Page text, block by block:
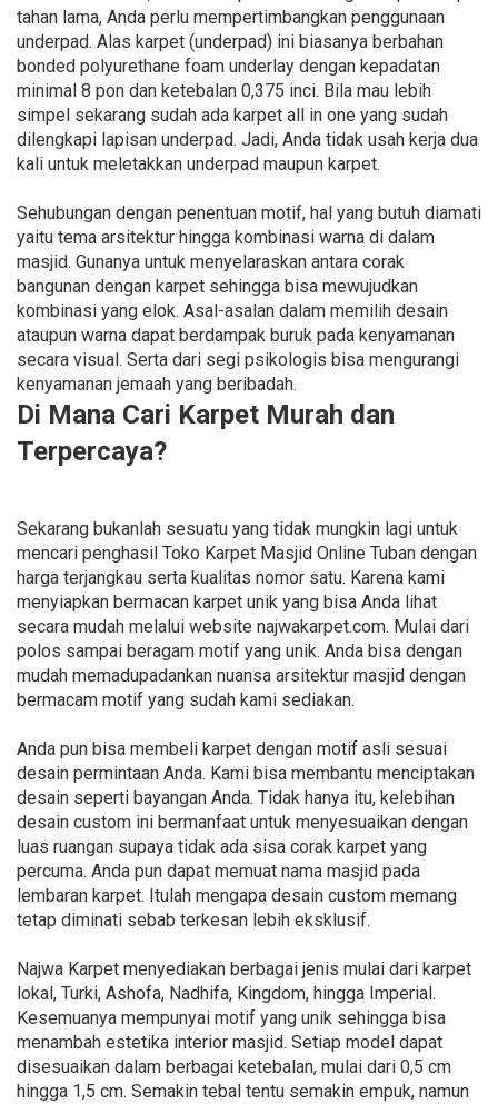
tahan lama, Anda perlu mempertimbangkan penggunaan
underpad. Alas karpet (underpad) ini biasanya berbahan
bonded polyurethane foam underlay dengan kepadatan
minimal 8 pon dan ketebalan 0,375 inci. Bila mau lebih
simpel sekarang sudah ada karpet all in one yang sudah
dilengkapi lapisan underpad. Jadi, Anda tidak usah kerja dua
kali untuk meletakkan underpad maupun karpet.
Sehubungan dengan penentuan motif, hal yang butuh diamati
yaitu tema arsitektur hingga kombinasi warna di dalam
masjid. Gunanya untuk menyelaraskan antara corak
bangunan dengan karpet sehingga bisa mewujudkan
kombinasi yang elok. Asal-asalan dalam memilih desain
ataupun warna dapat berdampak buruk pada kenyamanan
secara visual. Serta dari segi psikologis bisa mengurangi
kenyamanan jemaah yang beribadah.
Di Mana Cari Karpet Murah dan
Terpercaya?
Sekarang bukanlah sesuatu yang tidak mungkin lagi untuk
mencari penghasil Toko Karpet Masjid Online Tuban dengan
harga terjangkau serta kualitas nomor satu. Karena kami
menyiapkan bermacan karpet unik yang bisa Anda lihat
secara mudah melalui website najwakarpet.com. Mulai dari
polos sampai beragam motif yang unik. Anda bisa dengan
mudah memadupadankan nuansa arsitektur masjid dengan
bermacam motif yang sudah kami sediakan.
Anda pun bisa membeli karpet dengan motif asli sesuai
desain permintaan Anda. Kami bisa membantu menciptakan
desain seperti bayangan Anda. Tidak hanya itu, kelebihan
desain custom ini bermanfaat untuk menyesuaikan dengan
luas ruangan supaya tidak ada sisa corak karpet yang
percuma. Anda pun dapat memuat nama masjid pada
lembaran karpet. Itulah mengapa desain custom memang
tetap diminati sebab terkesan lebih eksklusif.
Najwa Karpet menyediakan berbagai jenis mulai dari karpet
lokal, Turki, Ashofa, Nadhifa, Kingdom, hingga Imperial.
Kesemuanya mempunyai motif yang unik sehingga bisa
menambah estetika interior masjid. Setiap model dapat
disesuaikan dalam berbagai ketebalan, mulai dari 0,5 cm
hingga 1,5 cm. Semakin tebal tentu semakin empuk, namun